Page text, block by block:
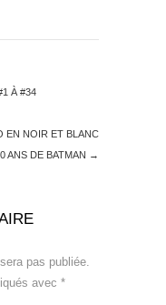
À #34
EN NOIR ET BLANC
ANS DE BATMAN →
pas publiée.
avec *